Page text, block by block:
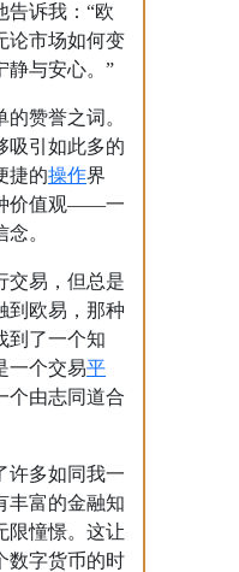
告诉我：“欧
论市场如何变
静与安心。”
赞誉之词。
吸引如此多的
捷的操作界
价值观——一
。
交易，但总是
到欧易，那种
到了一个知
一个交易平
个由志同道合
许多如同我一
丰富的金融知
限憧憬。这让
数字货币的时